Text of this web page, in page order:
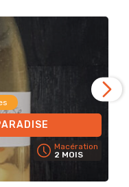
Macération
2 MOIS